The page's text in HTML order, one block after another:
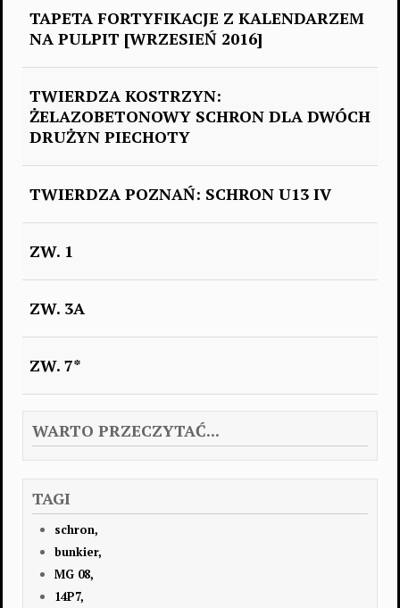
TAPETA FORTYFIKACJE Z KALENDARZEM
NA PULPIT [WRZESIEŃ 2016]
TWIERDZA KOSTRZYN:
ŻELAZOBETONOWY SCHRON DLA DWÓCH
DRUŻYN PIECHOTY
TWIERDZA POZNAŃ: SCHRON U13 IV
ZW. 1
ZW. 3A
ZW. 7*
WARTO PRZECZYTAĆ...
TAGI
schron,
bunkier,
MG 08,
14P7,